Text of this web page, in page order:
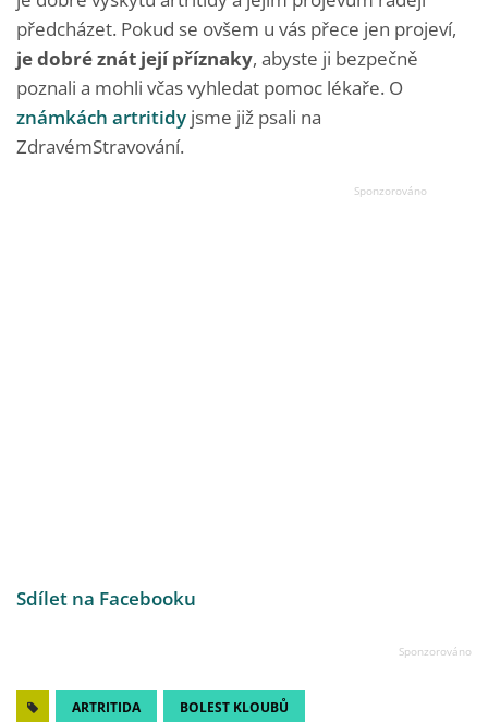
předcházet. Pokud se ovšem u vás přece jen projeví,
je dobré znát její příznaky, abyste ji bezpečně
poznali a mohli včas vyhledat pomoc lékaře. O
známkách artritidy jsme již psali na
ZdravémStravování.
Sdílet na Facebooku
ARTRITIDA BOLEST KLOUBŮ